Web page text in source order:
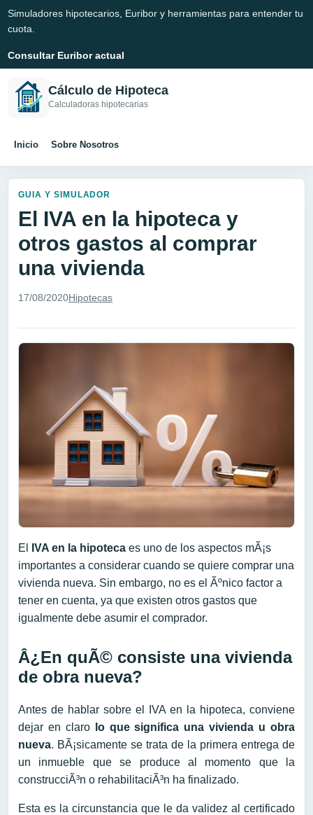
Simuladores hipotecarios, Euribor y herramientas para entender tu
cuota.
Consultar Euribor actual
Cálculo de Hipoteca
Calculadoras hipotecarias
Inicio Sobre Nosotros
GUIA Y SIMULADOR
El IVA en la hipoteca y
otros gastos al comprar
una vivienda
17/08/2020Hipotecas
El IVA en la hipoteca es uno de los aspectos mÃ¡s
importantes a considerar cuando se quiere comprar una
vivienda nueva. Sin embargo, no es el Ãºnico factor a
tener en cuenta, ya que existen otros gastos que
igualmente debe asumir el comprador.
Â¿En quÃ© consiste una vivienda
de obra nueva?
Antes de hablar sobre el IVA en la hipoteca, conviene
dejar en claro
lo que significa una vivienda u obra
nueva. BÃ¡sicamente se trata de la primera entrega de
un inmueble que se produce al momento que la
construcciÃ³n o rehabilitaciÃ³n ha finalizado.
Esta es la circunstancia que le da validez al certificado